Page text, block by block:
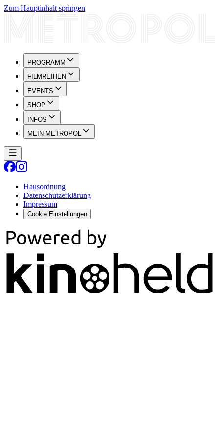
Zum Hauptinhalt springen
PROGRAMM
FILMREIHEN
EVENTS
SHOP
INFOS
MEIN METROPOL
Hausordnung
Datenschutzerklärung
Impressum
Cookie Einstellungen